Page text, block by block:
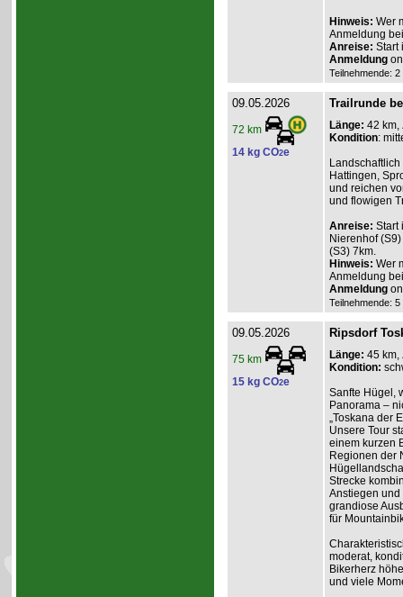
Hinweis: Wer
Anmeldung
Anreise: Start
Anmeldung
Teilnehmende:
09.05.2026
72 km
14 kg CO2e
Trailrunde
Länge: 42 km,
Kondition:
Hattingen,
und reichen
und flowigen
Anreise: Start
Nierenhof
(S3) 7km.
Hinweis: Wer
Anmeldung
Anmeldung
Teilnehmende:
09.05.2026
75 km
15 kg CO2e
Ripsdorf
Länge: 45 km,
Kondition:
Sanfte Hügel,
Panorama –
„Toskana der
Unsere Tour
einem kurzen
Regionen der
Strecke
Anstiegen
grandiose
für
moderat,
Bikerherz
und viele